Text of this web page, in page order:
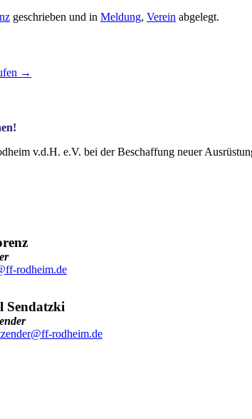
geschrieben und in Meldung, Verein abgelegt.
→
v.d.H. e.V. bei der Beschaffung neuer
rodheim.de
Sendatzki
rodheim.de